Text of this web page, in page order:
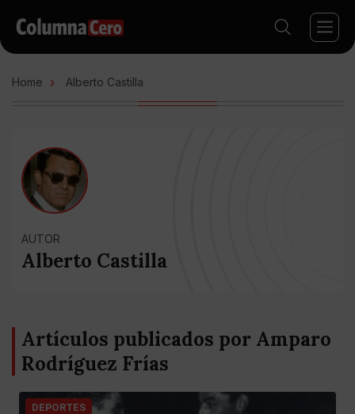
Home Alberto Castilla
AUTOR
Alberto Castilla
Artículos publicados por Amparo
Rodríguez Frías
DEPORTES